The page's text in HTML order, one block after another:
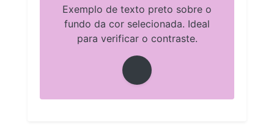
Exemplo de texto preto sobre o
fundo da cor selecionada. Ideal
para verificar o contraste.